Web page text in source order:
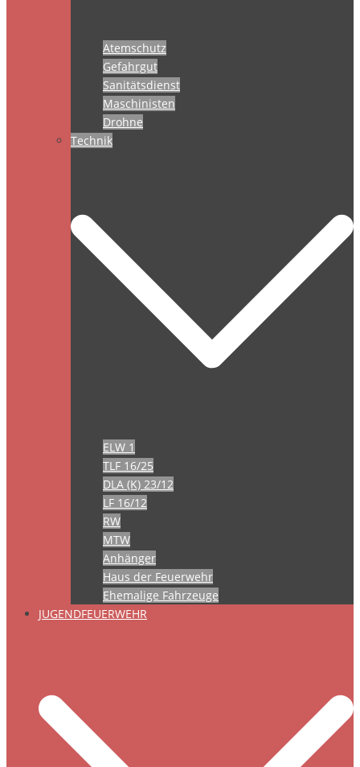
Atemschutz
Gefahrgut
Sanitätsdienst
Maschinisten
Drohne
Technik
ELW 1
TLF 16/25
DLA (K) 23/12
LF 16/12
RW
MTW
Anhänger
Haus der Feuerwehr
Ehemalige Fahrzeuge
JUGENDFEUERWEHR